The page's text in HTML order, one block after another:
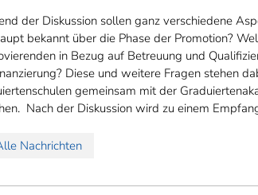
der Diskussion sollen ganz verschiedene
bekannt über die Phase der Promotion?
in Bezug auf Betreuung und
Diese und weitere Fragen stehen
gemeinsam mit der
Nach der Diskussion wird zu einem
Nachrichten